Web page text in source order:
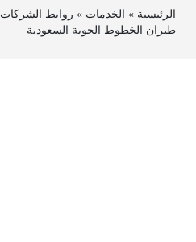
الرئيسية » الخدمات » روابط الشركات
طيران الخطوط الجوية السعودية